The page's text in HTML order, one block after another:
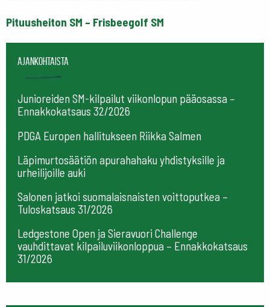
Pituusheiton SM – Frisbeegolf SM
Ajankohtaista
Junioreiden SM-kilpailut viikonlopun pääosassa –
Ennakkokatsaus 32/2026
PDGA Europen hallitukseen Riikka Salmen
Läpimurtosäätiön apurahahaku yhdistyksille ja
urheilijoille auki
Salonen jatkoi suomalaisnaisten voittoputkea –
Tuloskatsaus 31/2026
Ledgestone Open ja Sieravuori Challenge
vauhdittavat kilpailuviikonloppua – Ennakkokatsaus
31/2026